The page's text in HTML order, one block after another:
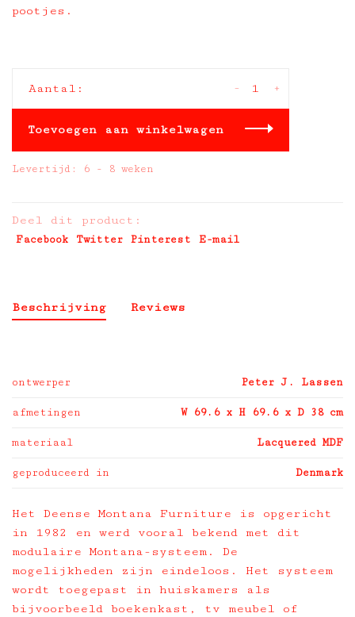
pootjes.
Aantal: +
-
Toevoegen aan winkelwagen
Levertijd: 6 - 8 weken
Deel dit product:
Facebook Twitter Pinterest E-mail
Beschrijving Reviews
ontwerper Peter J. Lassen
afmetingen W 69.6 x H 69.6 x D 38 cm
materiaal Lacquered MDF
geproduceerd in Denmark
Het Deense Montana Furniture is opgericht
in 1982 en werd vooral bekend met dit
modulaire Montana-systeem. De
mogelijkheden zijn eindeloos. Het systeem
wordt toegepast in huiskamers als
bijvoorbeeld boekenkast, tv meubel of